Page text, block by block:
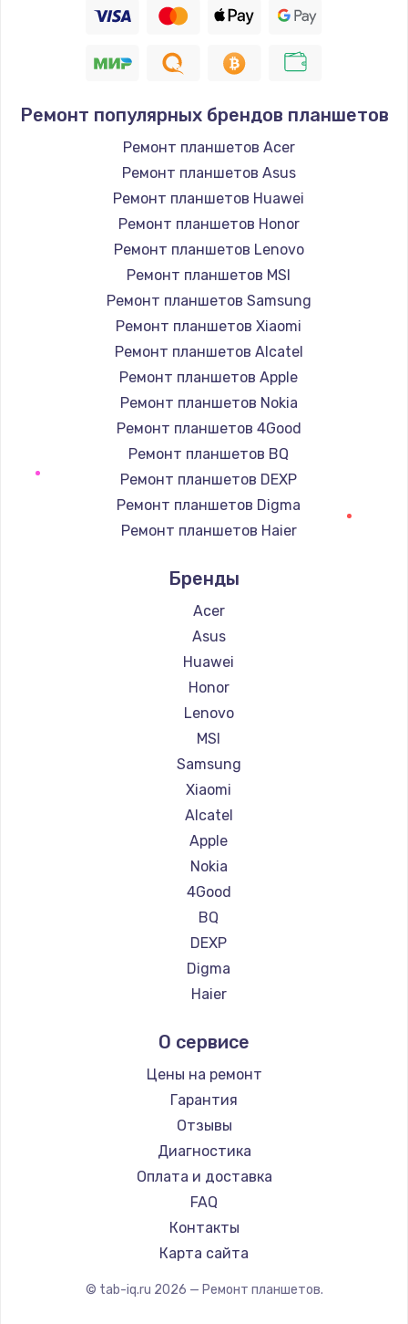
Заказать
Замена SSD
Заказать
Замена аккумулятора
690 руб.
Заказать
Замена клавиатуры
720 руб.
Заказать
Замена шим-контроллера
3900 руб.
Заказать
Ремонт популярных брендов планшетов
Ремонт планшетов Acer
Ремонт планшетов Asus
Ремонт планшетов Huawei
Ремонт планшетов Honor
Ремонт планшетов Lenovo
Ремонт планшетов MSI
Ремонт планшетов Samsung
Ремонт планшетов Xiaomi
Ремонт планшетов Alcatel
Ремонт планшетов Apple
Ремонт планшетов Nokia
Ремонт планшетов 4Good
Ремонт планшетов BQ
Ремонт планшетов DEXP
Ремонт планшетов Digma
Ремонт планшетов Haier
Ремонт планшетов Microsoft
Ремонт планшетов BlackView
Ремонт планшетов Amazon
Ремонт планшетов Aquarius
Ремонт планшетов Philips
Ремонт планшетов Dell
Ремонт планшетов HP
Ремонт планшетов Getac
Ремонт планшетов ZTE
Ремонт планшетов Google
Ремонт планшетов Navitel
Ремонт планшетов Teclast
Ремонт планшетов CHUWI
Бренды
Acer
Asus
Huawei
Honor
Lenovo
MSI
Samsung
Xiaomi
Alcatel
Apple
Nokia
4Good
BQ
DEXP
Digma
Haier
Microsoft
BlackView
Amazon
Aquarius
Philips
Dell
HP
Getac
ZTE
О сервисе
Цены на ремонт
Гарантия
Отзывы
Диагностика
Оплата и доставка
FAQ
Контакты
Карта сайта
© tab-iq.ru 2026 — Ремонт планшетов.